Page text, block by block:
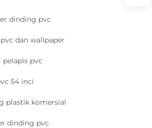
dinding pvc
dan wallpaper
pvc
54 inci
plastik komersial
dinding pvc